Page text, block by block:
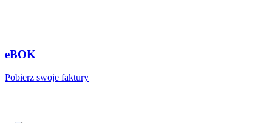
eBOK
Pobierz swoje faktury